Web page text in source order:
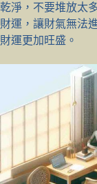
乾淨，不要堆放太
財運，讓財氣無法
財運更加旺盛。